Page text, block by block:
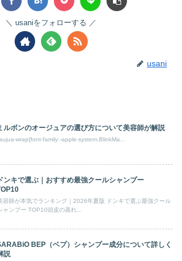
usaniをフォローする
usani
ルボンのオージュアの選び方について美容師が解説
wrap{font-family:-apple-system,BlinkMa...
ドンキで選ぶ｜おすすめ最強クールシャンプー
容師が本気でランキング｜2026年夏版 ドンキで選ぶ最強クール
ャンプー TOP10頭皮の蒸れ...
BEP（ベプ）シャンプー成分について詳しく
説